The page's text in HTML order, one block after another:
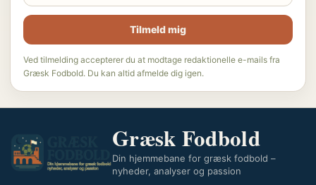
Tilmeld mig
Ved tilmelding accepterer du at modtage redaktionelle e-mails fra
Græsk Fodbold. Du kan altid afmelde dig igen.
Græsk Fodbold
Din hjemmebane for græsk fodbold –
nyheder, analyser og passion